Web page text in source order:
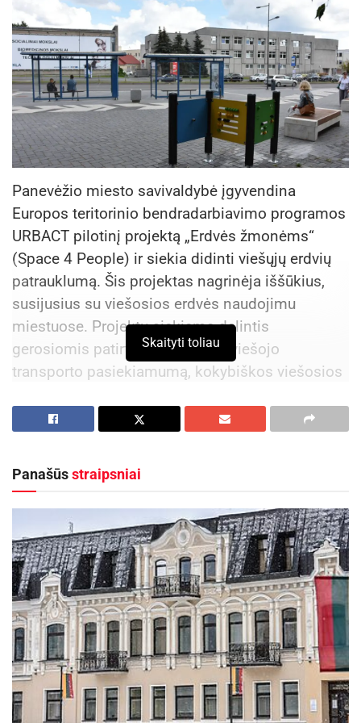
Panevėžio miesto savivaldybė įgyvendina
Europos teritorinio bendradarbiavimo programos
URBACT pilotinį projektą „Erdvės žmonėms“
(Space 4 People) ir siekia didinti viešųjų erdvių
patrauklumą. Šis projektas nagrinėja iššūkius,
susijusius su viešosios erdvės naudojimu
miestuose. Projektu siekiama dalintis
gerosiomis patirtimis ir skatinti viešojo
transporto pasiekiamumą, kokybiškos viešosios
vartotojų grupėms, kurti ateities vizijas,
viešosiomis erdvėmis daro jį gyvybingu ir
patraukliu, o jų kokybė tampa darnaus miesto
dalimi.
„Įgyvendindami projektą „Erdvės žmonėms“
(Space 4 People) nusprendėme ypatingą dėmesį
skirti mamoms su mažais vaikais. Maži vaikai
būna itin judrūs, smalsūs, todėl siekiant nukreipti
mažųjų dėmesį nuo centrinės miesto gatvės,
nusprendėme įsigyti vaikišką sensorinę sienelę.
Kol bus laukiama atvykstančio viešojo
Skaityti toliau
Panašūsstraipsniai